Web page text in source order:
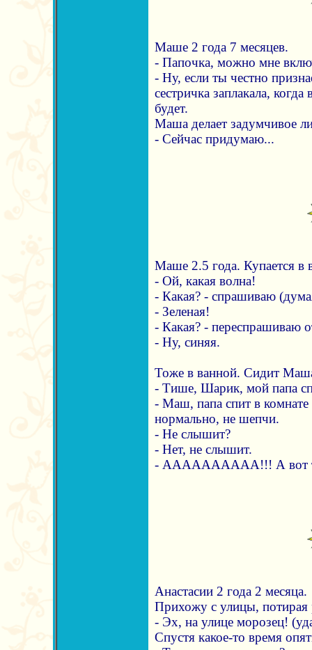
Маше 2 года 7 месяцев.
- Папочка, можно мне
- Ну, если ты честно
сестричка заплакала,
будет.
Маша делает задумчивое
- Сейчас придумаю...
Маше 2.5 года. Купается в
- Ой, какая волна!
- Какая? - спрашиваю
- Зеленая!
- Какая? - переспрашиваю
- Ну, синяя.
Тоже в ванной. Сидит
- Тише, Шарик, мой папа
- Маш, папа спит в
нормально, не шепчи.
- Не слышит?
- Нет, не слышит.
- АААААААААА!!! А вот
Анастасии 2 года 2 месяца.
Прихожу с улицы,
- Эх, на улице морозец!
Спустя какое-то время